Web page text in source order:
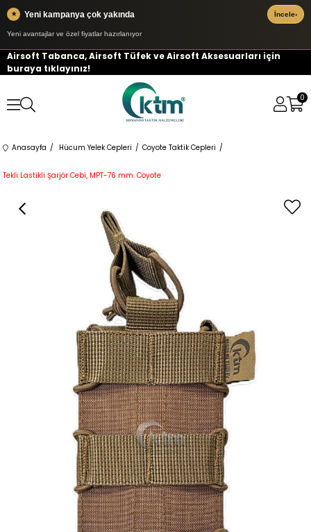
★ Yeni kampanya çok yakında
Yeni avantajlar ve özel fiyatlar hazırlanıyor
İncele›
Airsoft Tabanca, Airsoft Tüfek ve Airsoft Aksesuarları için
buraya tıklayınız!
0
Anasayfa Hücum Yelek Cepleri Coyote Taktik Cepleri
Tekli Lastikli Şarjör Cebi, MPT-76 mm. Coyote